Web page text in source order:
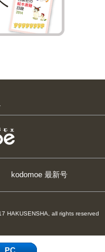
kodomoe 最新号
HAKUSENSHA, all rights reserved